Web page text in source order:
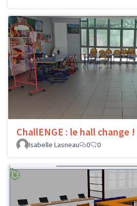
ChallENGE : le hall change !
Isabelle Lasneau
0 0